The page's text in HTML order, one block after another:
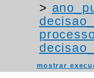
>
mostrar